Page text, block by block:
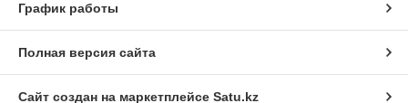
График работы
Полная версия сайта
Сайт создан на маркетплейсе Satu.kz